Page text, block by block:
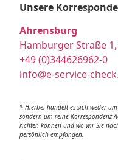
Unsere
Ahrensburg
Hamburger Straße
+49 (0)344626962-0
info@e-service-
* Hierbei handelt es sich weder
sondern um reine Korrespondenz-
richten können und wo wir Sie
persönlich empfangen.